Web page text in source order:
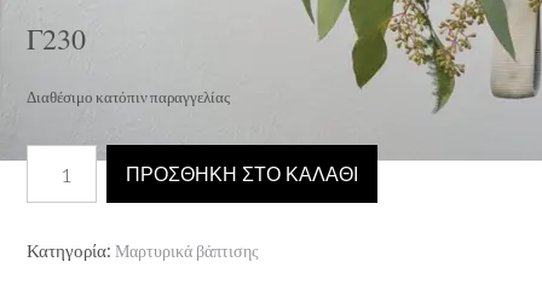
Γ230
Διαθέσιμο κατόπιν παραγγελίας
Γ230
ποσότητα
ΠΡΟΣΘΉΚΗ ΣΤΟ ΚΑΛΆΘΙ
Κατηγορία: Μαρτυρικά βάπτισης